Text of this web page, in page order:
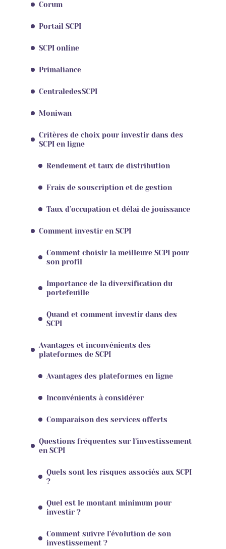
Corum
Portail SCPI
SCPI online
Primaliance
CentraledesSCPI
Moniwan
Critères de choix pour investir dans des
SCPI en ligne
Rendement et taux de distribution
Frais de souscription et de gestion
Taux d’occupation et délai de jouissance
Comment investir en SCPI
Comment choisir la meilleure SCPI pour
son profil
Importance de la diversification du
portefeuille
Quand et comment investir dans des
SCPI
Avantages et inconvénients des
plateformes de SCPI
Avantages des plateformes en ligne
Inconvénients à considérer
Comparaison des services offerts
Questions fréquentes sur l’investissement
en SCPI
Quels sont les risques associés aux SCPI
?
Quel est le montant minimum pour
investir ?
Comment suivre l’évolution de son
investissement ?